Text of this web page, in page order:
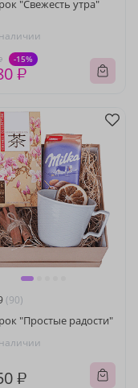
"Свежесть утра"
-15%
₽
(90)
"Простые радости"
₽